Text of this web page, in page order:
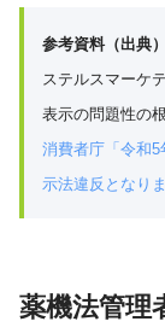
参考資料（出典）
ステルスマーケ
表示の問題性の
消費者庁「令和
示法違反となりま
薬機法管理